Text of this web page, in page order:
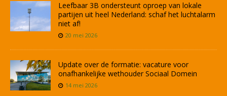
Leefbaar 3B ondersteunt oproep van lokale
partijen uit heel Nederland: schaf het luchtalarm
niet af!
20 mei 2026
Update over de formatie: vacature voor
onafhankelijke wethouder Sociaal Domein
14 mei 2026